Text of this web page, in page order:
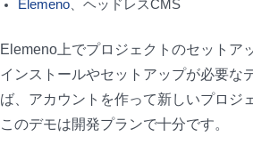
Elemeno、ヘッドレスCMS
Elemeno上でプロジェクトのセットア
インストールやセットアップが必要な
ば、アカウントを作って新しいプロジ
このデモは開発プランで十分です。